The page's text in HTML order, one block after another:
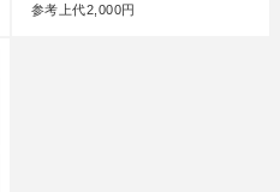
参考上代2,000円